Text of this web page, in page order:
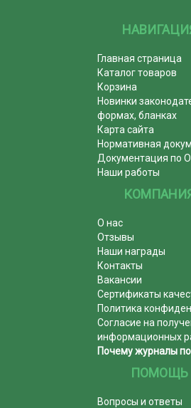
Главная страница
Каталог товаров
Корзина
Новинки
формах, бланках
Карта сайта
Нормативная
Документация по
Наши работы
О нас
Отзывы
Наши награды
Контакты
Вакансии
Сертификаты
Политика
Согласие на
информационных
Почему журналы
ПОМОЩЬ
Вопросы и ответы